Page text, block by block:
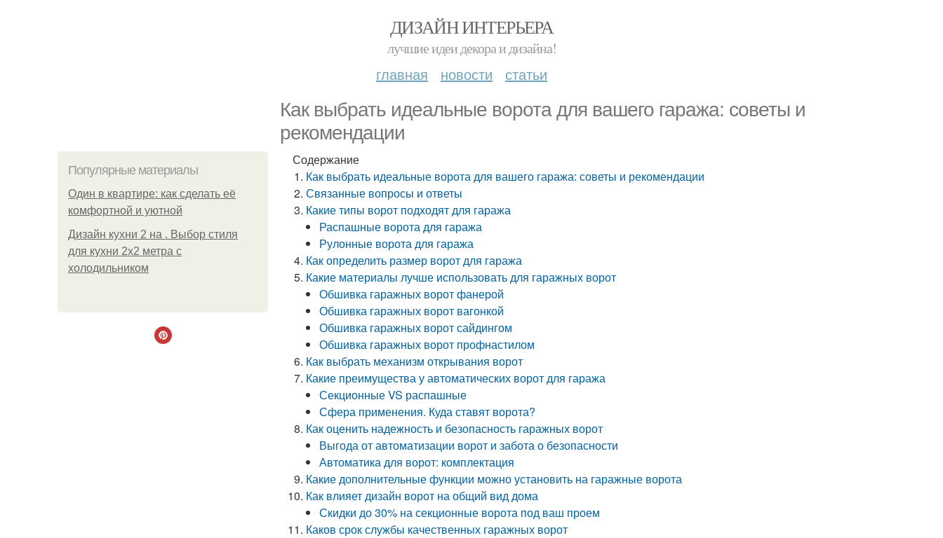
ДИЗАЙН ИНТЕРЬЕРА
лучшие идеи декора и дизайна!
главная новости статьи
Как выбрать идеальные ворота для вашего гаража: советы и
рекомендации
Популярные материалы
Один в квартире: как сделать её
комфортной и уютной
Дизайн кухни 2 на . Выбор стиля
для кухни 2х2 метра с
холодильником
Содержание
Как выбрать идеальные ворота для вашего гаража: советы и рекомендации
Связанные вопросы и ответы
Какие типы ворот подходят для гаража
Распашные ворота для гаража
Рулонные ворота для гаража
Как определить размер ворот для гаража
Какие материалы лучше использовать для гаражных ворот
Обшивка гаражных ворот фанерой
Обшивка гаражных ворот вагонкой
Обшивка гаражных ворот сайдингом
Обшивка гаражных ворот профнастилом
Как выбрать механизм открывания ворот
Какие преимущества у автоматических ворот для гаража
Секционные VS распашные
Сфера применения. Куда ставят ворота?
Как оценить надежность и безопасность гаражных ворот
Выгода от автоматизации ворот и забота о безопасности
Автоматика для ворот: комплектация
Какие дополнительные функции можно установить на гаражные ворота
Как влияет дизайн ворот на общий вид дома
Скидки до 30% на секционные ворота под ваш проем
Каков срок службы качественных гаражных ворот